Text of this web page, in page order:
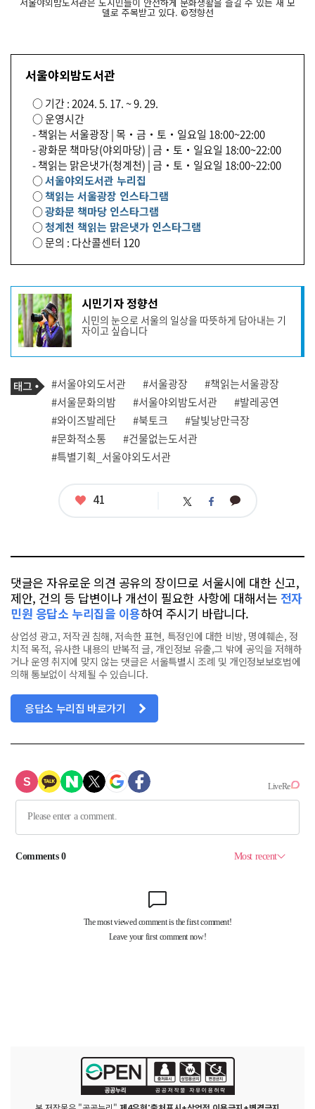
델로 주목받고 있다. ©정향선
서울야외밤도서관
○ 기간 : 2024. 5. 17. ~ 9. 29.
○ 운영시간
- 책읽는 서울광장 | 목‧금‧토‧일요일 18:00~22:00
- 광화문 책마당(야외마당) | 금‧토‧일요일 18:00~22:00
- 책읽는 맑은냇가(청계천) | 금‧토‧일요일 18:00~22:00
○서울야외도서관 누리집
○책읽는 서울광장 인스타그램
○광화문 책마당 인스타그램
○청계천 책읽는 맑은냇가 인스타그램
○ 문의 : 다산콜센터 120
기
사
작
성
자
프
필
시민기자 정향선
시민의 눈으로 서울의 일상을 따뜻하게 담아내는 기
자이고 싶습니다
기
사
관
련
태
그
태
그
#서울야외도서관 #서울광장
#책읽는서울광장
#서울문화의밤
#서울야외밤도서관
#발레공연
#와이즈발레단
#북토크
#달빛낭만극장
#문화적소통
#건물없는도서관
#특별기획_서울야외도서관
좋
41 트 페 카
댓글은 자유로운 의견 공유의 장이므로 서울시에 대한 신고,
제안, 건의 등 답변이나 개선이 필요한 사항에 대해서는 전자
민원 응답소 누리집을 이용하여 주시기 바랍니다.
상업성 광고, 저작권 침해, 저속한 표현, 특정인에 대한 비방, 명예훼손, 정
치적 목적, 유사한 내용의 반복적 글, 개인정보 유출,그 밖에 공익을 저해하
거나 운영 취지에 맞지 않는 댓글은 서울특별시 조례 및 개인정보보호법에
의해 통보없이 삭제될 수 있습니다.
응답소 누리집 바로가기